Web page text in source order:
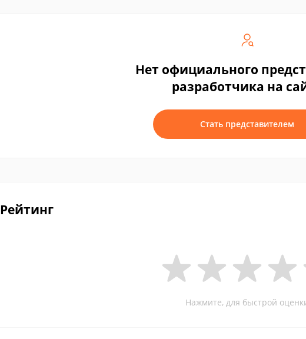
Нет официального
разработчика на
Стать представителем
Рейтинг
Нажмите, для быстрой